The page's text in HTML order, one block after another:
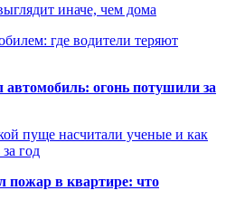
иначе, чем дома
где водители теряют
огонь потушили за
пуще насчитали ученые и как
год
пожар в квартире: что